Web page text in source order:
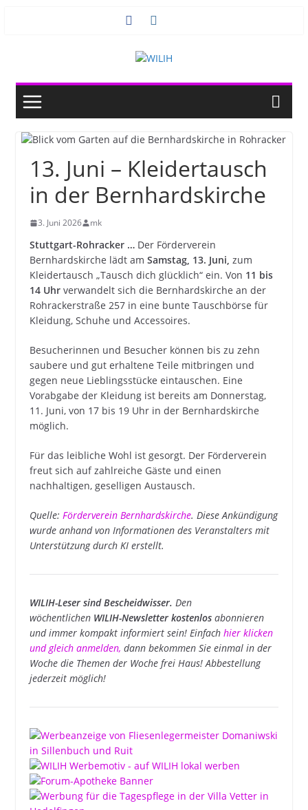
13. Juni – Kleidertausch
in der Bernhardskirche
3. Juni 2026 mk
Stuttgart-Rohracker …Der Förderverein
Bernhardskirche lädt am Samstag, 13. Juni, zum
Kleidertausch „Tausch dich glücklich“ ein. Von 11 bis
14 Uhrverwandelt sich die Bernhardskirche an der
Rohrackerstraße 257 in eine bunte Tauschbörse für
Kleidung, Schuhe und Accessoires.
Besucherinnen und Besucher können bis zu zehn
saubere und gut erhaltene Teile mitbringen und
gegen neue Lieblingsstücke eintauschen. Eine
Vorabgabe der Kleidung ist bereits am Donnerstag,
11. Juni, von 17 bis 19 Uhr in der Bernhardskirche
möglich.
Für das leibliche Wohl ist gesorgt. Der Förderverein
freut sich auf zahlreiche Gäste und einen
nachhaltigen, geselligen Austausch.
Quelle: Förderverein Bernhardskirche. Diese Ankündigung
wurde anhand von Informationen des Veranstalters mit
Unterstützung durch KI erstellt.
WILIH-Leser sind Bescheidwisser. Den
wöchentlichen WILIH-Newsletter kostenlosabonnieren
und immer kompakt informiert sein! Einfach hier klicken
und gleich anmelden, dann bekommen Sie einmal in der
Woche die Themen der Woche frei Haus! Abbestellung
jederzeit möglich!